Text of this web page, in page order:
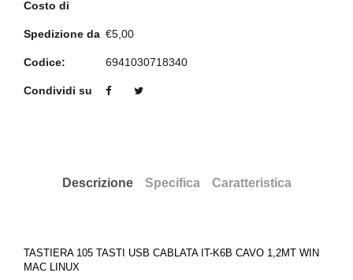
Costo di
Spedizione da €5,00
Codice: 6941030718340
Condividi su
Descrizione Specifica Caratteristica
TASTIERA 105 TASTI USB CABLATA IT-K6B CAVO 1,2MT WIN
MAC LINUX